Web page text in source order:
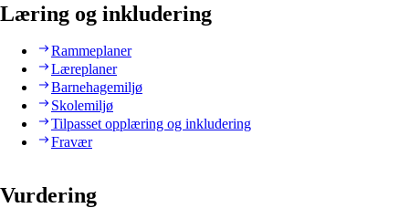
Læring og inkludering
Rammeplaner
Læreplaner
Barnehagemiljø
Skolemiljø
Tilpasset opplæring og inkludering
Fravær
Vurdering